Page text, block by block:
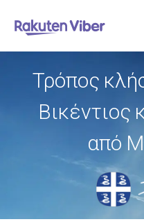
Τρόπος
Βικέντιος
από